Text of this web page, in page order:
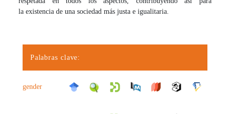
la existencia de una sociedad más justa e igualitaria.
Palabras clave:
gender